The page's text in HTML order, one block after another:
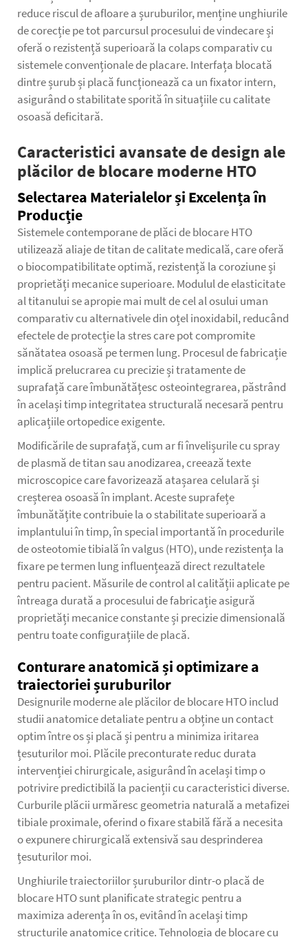
reduce riscul de afloare a șuruburilor, menține unghiurile
de corecție pe tot parcursul procesului de vindecare și
oferă o rezistență superioară la colaps comparativ cu
sistemele convenționale de placare. Interfața blocată
dintre șurub și placă funcționează ca un fixator intern,
asigurând o stabilitate sporită în situațiile cu calitate
osoasă deficitară.
Caracteristici avansate de design ale
plăcilor de blocare moderne HTO
Selectarea Materialelor și Excelența în
Producție
Sistemele contemporane de plăci de blocare HTO
utilizează aliaje de titan de calitate medicală, care oferă
o biocompatibilitate optimă, rezistență la coroziune și
proprietăți mecanice superioare. Modulul de elasticitate
al titanului se apropie mai mult de cel al osului uman
comparativ cu alternativele din oțel inoxidabil, reducând
efectele de protecție la stres care pot compromite
sănătatea osoasă pe termen lung. Procesul de fabricație
implică prelucrarea cu precizie și tratamente de
suprafață care îmbunătățesc osteointegrarea, păstrând
în același timp integritatea structurală necesară pentru
aplicațiile ortopedice exigente.
Modificările de suprafață, cum ar fi învelișurile cu spray
de plasmă de titan sau anodizarea, creează texte
microscopice care favorizează atașarea celulară și
creșterea osoasă în implant. Aceste suprafețe
îmbunătățite contribuie la o stabilitate superioară a
implantului în timp, în special importantă în procedurile
de osteotomie tibială în valgus (HTO), unde rezistența la
fixare pe termen lung influențează direct rezultatele
pentru pacient. Măsurile de control al calității aplicate pe
întreaga durată a procesului de fabricație asigură
proprietăți mecanice constante și precizie dimensională
pentru toate configurațiile de placă.
Conturare anatomică și optimizare a
traiectoriei șuruburilor
Designurile moderne ale plăcilor de blocare HTO includ
studii anatomice detaliate pentru a obține un contact
optim între os și placă și pentru a minimiza iritarea
țesuturilor moi. Plăcile preconturate reduc durata
intervenției chirurgicale, asigurând în același timp o
potrivire predictibilă la pacienții cu caracteristici diverse.
Curburile plăcii urmăresc geometria naturală a metafizei
tibiale proximale, oferind o fixare stabilă fără a necesita
o expunere chirurgicală extensivă sau desprinderea
țesuturilor moi.
Unghiurile traiectoriilor șuruburilor dintr-o placă de
blocare HTO sunt planificate strategic pentru a
maximiza aderența în os, evitând în același timp
structurile anatomice critice. Tehnologia de blocare cu